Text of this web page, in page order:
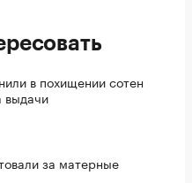
в похищении сотен
выдачи
за матерные